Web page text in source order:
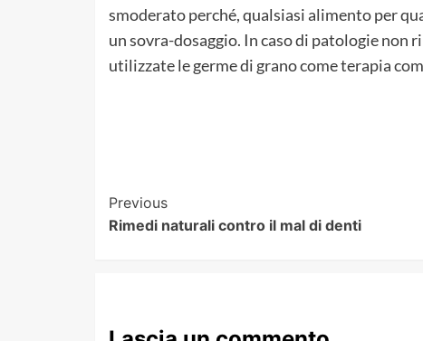
smoderato perché, qualsiasi alimento per
un sovra-dosaggio. In caso di patologie non
utilizzate le germe di grano come terapia
Post
Navigation
Previous
Rimedi naturali contro il mal di denti